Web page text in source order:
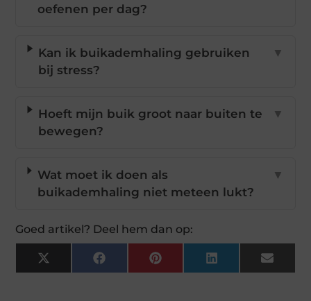
oefenen per dag?
Kan ik buikademhaling gebruiken
bij stress?
▼
Hoeft mijn buik groot naar buiten te
bewegen?
▼
Wat moet ik doen als
buikademhaling niet meteen lukt?
▼
Goed artikel? Deel hem dan op:
X
(Twitter)
FacebookPinterestLinkedInEmail